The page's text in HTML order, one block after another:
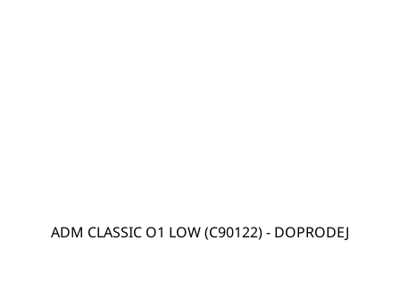
ADM CLASSIC O1 LOW (C90122) - DOPRODEJ